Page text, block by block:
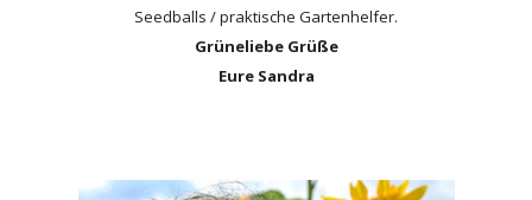
Seedballs / praktische Gartenhelfer.
Grüneliebe Grüße
Eure Sandra